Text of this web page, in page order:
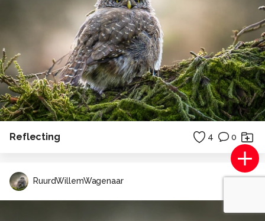
Reflecting 4 0
RuurdWillemWagenaar